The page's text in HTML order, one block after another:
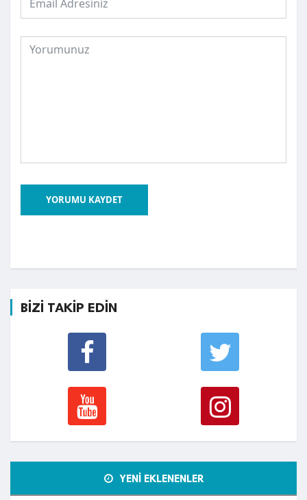
YORUMU KAYDET
BİZİ TAKİP EDİN
YENİ EKLENENLER